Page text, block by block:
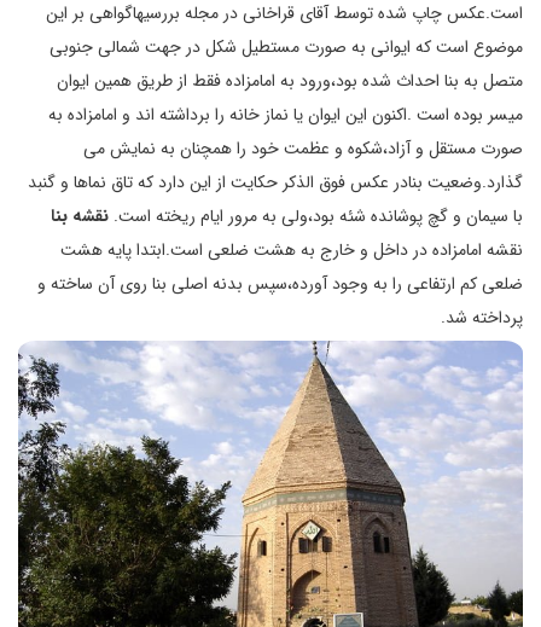
است.عکس چاپ شده توسط آقای قراخانی در مجله بررسیهاگواهی بر این
موضوع است که ایوانی به صورت مستطیل شکل در جهت شمالی جنوبی
متصل به بنا احداث شده بود،ورود به امامزاده فقط از طریق همین ایوان
میسر بوده است .اکنون این ایوان یا نماز خانه را برداشته اند و امامزاده به
صورت مستقل و آزاد،شکوه و عظمت خود را همچنان به نمایش می
گذارد.وضعیت بنادر عکس فوق الذکر حکایت از این دارد که تاق نماها و گنبد
با سیمان و گچ پوشانده شئه بود،ولی به مرور ایام ریخته است. نقشه بنا
نقشه امامزاده در داخل و خارج به هشت ضلعی است.ابتدا پایه هشت
ضلعی کم ارتفاعی را به وجود آورده،سپس بدنه اصلی بنا روی آن ساخته و
پرداخته شد.